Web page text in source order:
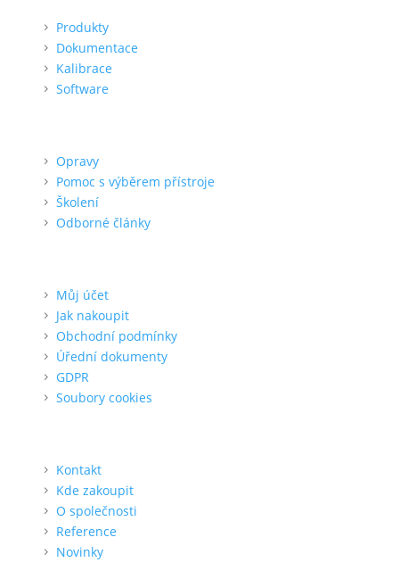
Produkty
Dokumentace
Kalibrace
Software
Opravy
Pomoc s výběrem přístroje
Školení
Odborné články
Můj účet
Jak nakoupit
Obchodní podmínky
Úřední dokumenty
GDPR
Soubory cookies
Kontakt
Kde zakoupit
O společnosti
Reference
Novinky